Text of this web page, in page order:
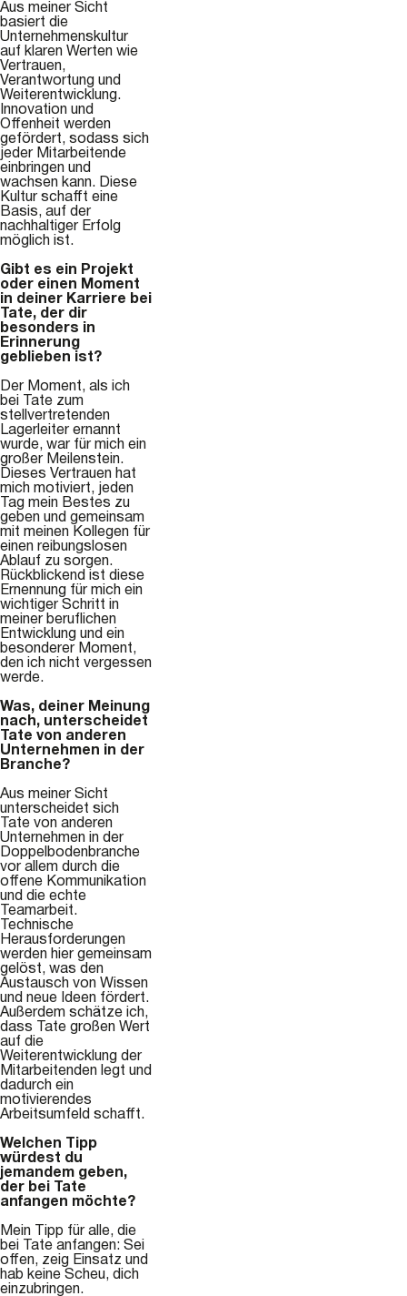
Aus meiner Sicht
basiert die
Unternehmenskultur
auf klaren Werten wie
Vertrauen,
Verantwortung und
Weiterentwicklung.
Innovation und
Offenheit werden
gefördert, sodass sich
jeder Mitarbeitende
einbringen und
wachsen kann. Diese
Kultur schafft eine
Basis, auf der
nachhaltiger Erfolg
möglich ist.
Gibt es ein Projekt
oder einen Moment
in deiner Karriere bei
Tate, der dir
besonders in
Erinnerung
geblieben ist?
Der Moment, als ich
bei Tate zum
stellvertretenden
Lagerleiter ernannt
wurde, war für mich ein
großer Meilenstein.
Dieses Vertrauen hat
mich motiviert, jeden
Tag mein Bestes zu
geben und gemeinsam
mit meinen Kollegen für
einen reibungslosen
Ablauf zu sorgen.
Rückblickend ist diese
Ernennung für mich ein
wichtiger Schritt in
meiner beruflichen
Entwicklung und ein
besonderer Moment,
den ich nicht vergessen
werde.
Was, deiner Meinung
nach, unterscheidet
Tate von anderen
Unternehmen in der
Branche?
Aus meiner Sicht
unterscheidet sich
Tate von anderen
Unternehmen in der
Doppelbodenbranche
vor allem durch die
offene Kommunikation
und die echte
Teamarbeit.
Technische
Herausforderungen
werden hier gemeinsam
gelöst, was den
Austausch von Wissen
und neue Ideen fördert.
Außerdem schätze ich,
dass Tate großen Wert
auf die
Weiterentwicklung der
Mitarbeitenden legt und
dadurch ein
motivierendes
Arbeitsumfeld schafft.
Welchen Tipp
würdest du
jemandem geben,
der bei Tate
anfangen möchte?
Mein Tipp für alle, die
bei Tate anfangen: Sei
offen, zeig Einsatz und
hab keine Scheu, dich
einzubringen.